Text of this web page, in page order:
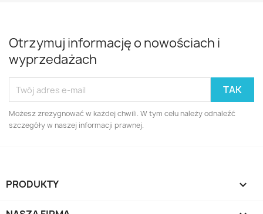
Otrzymuj informację o nowościach i
wyprzedażach
Możesz zrezygnować w każdej chwili. W tym celu należy odnaleźć
szczegóły w naszej informacji prawnej.
PRODUKTY 